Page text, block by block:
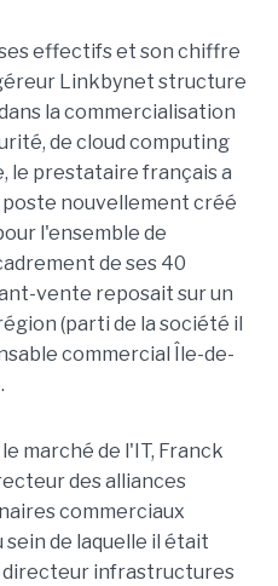
effectifs et son chiffre
Linkbynet structure
la commercialisation
de cloud computing
le prestataire français a
nouvellement créé
l'ensemble de
de ses 40
vente reposait sur un
(parti de la société il
commercial Île-de-
marché de l'IT, Franck
des alliances
commerciaux
de laquelle il était
directeur infrastructures